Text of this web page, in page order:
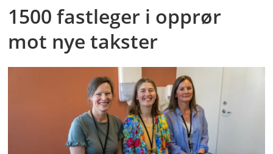
1500 fastleger i opprør
mot nye takster